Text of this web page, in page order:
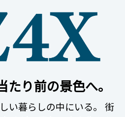
たり前の景色へ。
い暮らしの中にいる。
街